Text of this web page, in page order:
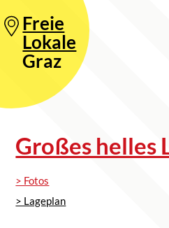
Freie
Lokale
Graz
Großes helles
> Fotos
> Lageplan